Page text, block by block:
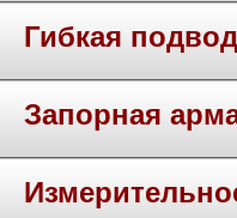
Гибкая
Запорная